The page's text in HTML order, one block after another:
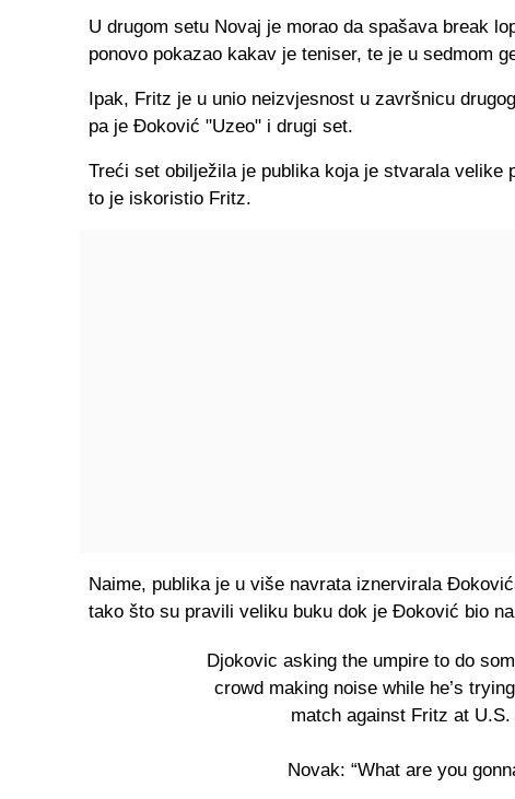
U drugom setu Novaj je morao da spašava break
ponovo pokazao kakav je teniser, te je u sedmom
Ipak, Fritz je u unio neizvjesnost u završnicu
pa je Đoković "Uzeo" i drugi set.
Treći set obilježila je publika koja je stvarala velike
to je iskoristio Fritz.
Naime, publika je u više navrata iznervirala
tako što su pravili veliku buku dok je Đoković bio
Djokovic asking the umpire to do
crowd making noise while he’s
match against Fritz at U.S.
Novak: “What are you